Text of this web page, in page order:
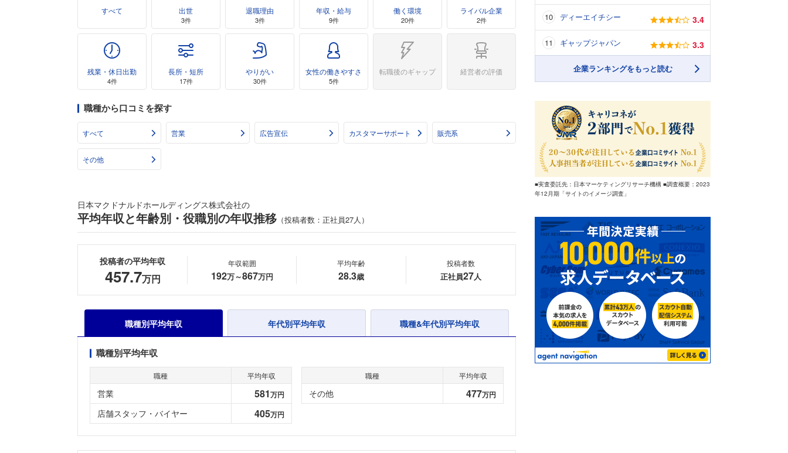
すべて 出世
3件
退職理由
3件
年収・給与
9件
働く環境
20件
ライバル企業
2件
残業・休日出勤
4件
長所・短所
17件
やりがい
30件
女性の働きやすさ
5件
転職後のギャップ 経営者の評価
職種から口コミを探す
すべて 営業 広告宣伝 カスタマーサポート 販売系
その他
日本マクドナルドホールディングス株式会社の
平均年収と年齢別・役職別の年収推移 （投稿者数：正社員27人）
投稿者の平均年収
457.7万円
年収範囲
192万～867万円
平均年齢
28.3歳
投稿者数
正社員27人
職種別平均年収 年代別平均年収 職種&年代別平均年収
職種別平均年収
職種 平均年収
営業 581万円
店舗スタッフ・バイヤー 405万円
職種 平均年収
その他 477万円
ディーエイチシー 3.4
ギャップジャパン 3.3
企業ランキングをもっと読む
■実査委託先：日本マーケティングリサーチ機構 ■調査概要：2023
年12月期「サイトのイメージ調査」